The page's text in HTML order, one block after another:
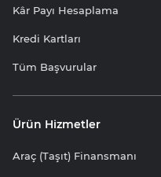
Kâr Payı Hesaplama
Kredi Kartları
Tüm Başvurular
Ürün Hizmetler
Araç (Taşıt) Finansmanı